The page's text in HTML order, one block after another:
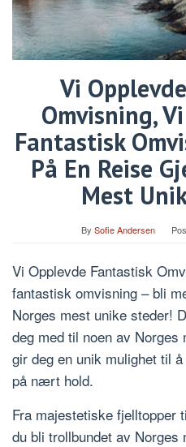
Vi
Omvisning,
Fantastisk
På En Reise
Mest
By Sofie Andersen
Vi Opplevde Fantastisk
fantastisk omvisning – bli
Norges mest unike steder!
deg med til noen av
gir deg en unik mulighet til
på nært hold.
Fra majestetiske fjelltopper
du bli trollbundet av Norges